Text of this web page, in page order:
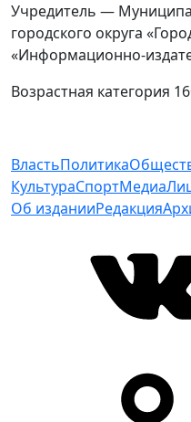
Учредитель —
городского округа
«Информационно-
Возрастная категория
ВластьПолитика
КультураСпортМедиа
Об изданииРедакция